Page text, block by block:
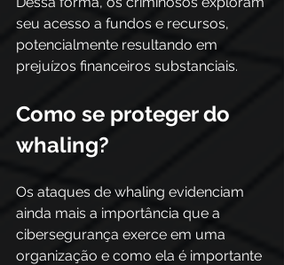
seu acesso a fundos e recursos,
potencialmente resultando em
prejuízos financeiros substanciais.
Como se proteger do
whaling?
Os ataques de whaling evidenciam
ainda mais a importância que a
cibersegurança exerce em uma
organização e como ela é importante